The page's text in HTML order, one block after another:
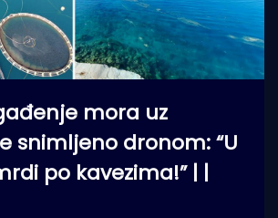
mora uz
snimljeno dronom: “U
po kavezima!” | |